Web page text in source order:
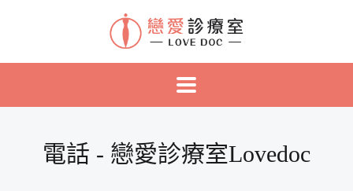
電話 - 戀愛診療室Lovedoc